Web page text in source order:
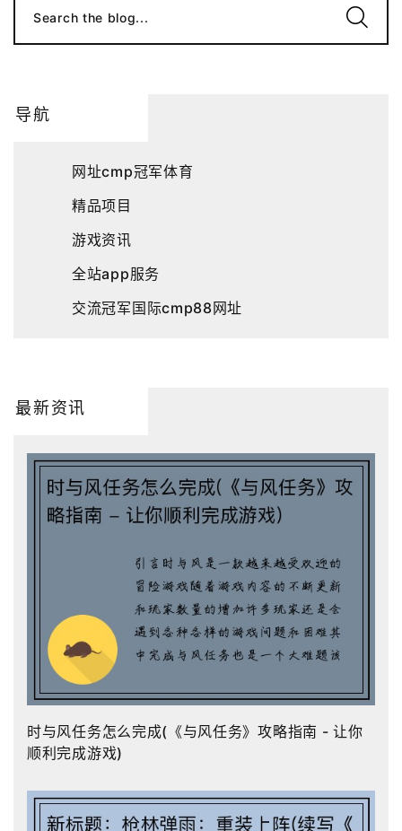
Search the blog...
导航
网址cmp冠军体育
精品项目
游戏资讯
全站app服务
交流冠军国际cmp88网址
最新资讯
时与风任务怎么完成(《与风任务》攻略指南 - 让你
顺利完成游戏)